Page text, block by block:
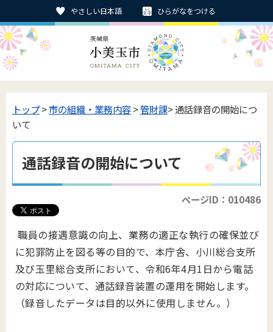
やさしい日本語 ひらがなをつける
トップ>市の組織・業務内容>管財課> 通話録音の開始につ
いて
通話録音の開始について
ページID：010486
職員の接遇意識の向上、業務の適正な執行の確保並び
に犯罪防止を図る等の目的で、本庁舎、小川総合支所
及び玉里総合支所において、令和6年4月1日から電話
の対応について、通話録音装置の運用を開始します。
（録音したデータは目的以外に使用しません。）